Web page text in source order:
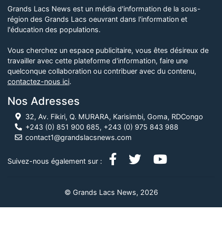
Grands Lacs News est un média d'information de la sous-
région des Grands Lacs oeuvrant dans l'information et
l'éducation des populations.
Vous cherchez un espace publicitaire, vous êtes désireux de
travailler avec cette plateforme d'information, faire une
quelconque collaboration ou contribuer avec du contenu,
contactez-nous ici.
Nos Adresses
32, Av. Fikiri, Q. MURARA, Karisimbi, Goma, RDCongo
+243 (0) 851 900 685, +243 (0) 975 843 988
contact1@grandslacsnews.com
Suivez-nous également sur :
© Grands Lacs News, 2026